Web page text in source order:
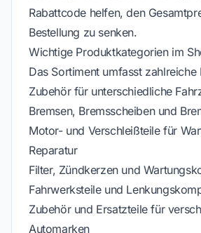
Rabattcode helfen, den
Bestellung zu senken.
Wichtige Produktkategorien im
Das Sortiment umfasst zahlreiche
Zubehör für unterschiedliche
Bremsen, Bremsscheiben und
Motor- und Verschleißteile für
Reparatur
Filter, Zündkerzen und
Fahrwerksteile und
Zubehör und Ersatzteile für
Automarken